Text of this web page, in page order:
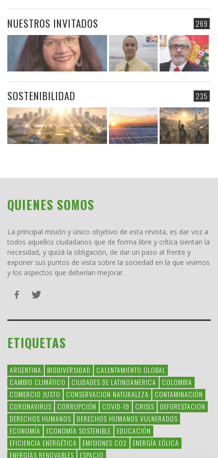
269
NUESTROS INVITADOS
235
SOSTENIBILIDAD
QUIENES SOMOS
La principal misión y único objetivo de esta revista, es dar voz a
todos aquellos ciudadanos que de forma libre y crítica sientan la
necesidad, y quizá la obligación, de dar un paso al frente y
exponer sus puntos de vista sobre la sociedad en la que vivimos
y los aspectos que deberían mejorar.
ETIQUETAS
ARGENTINA BIODIVERSIDAD
CALENTAMIENTO GLOBAL
CAMBIO CLIMÁTICO
CIUDADES DE LATINOAMERICA
COLOMBIA
COMERCIO JUSTO
CONSERVACION NATURALEZA
CONTAMINACIÓN
CORONAVIRUS
CORRUPCIÓN COVID-19 CRISIS
DEFORESTACION
DERECHOS HUMANOS
DERECHOS HUMANOS VULNERADOS
ECONOMÍA
ECONOMÍA SOSTENIBLE
EDUCACIÓN
EFICIENCIA ENERGÉTICA
EMISIONES CO2
ENERGÍA EÓLICA
ENERGÍAS RENOVABLES
ESPACIO